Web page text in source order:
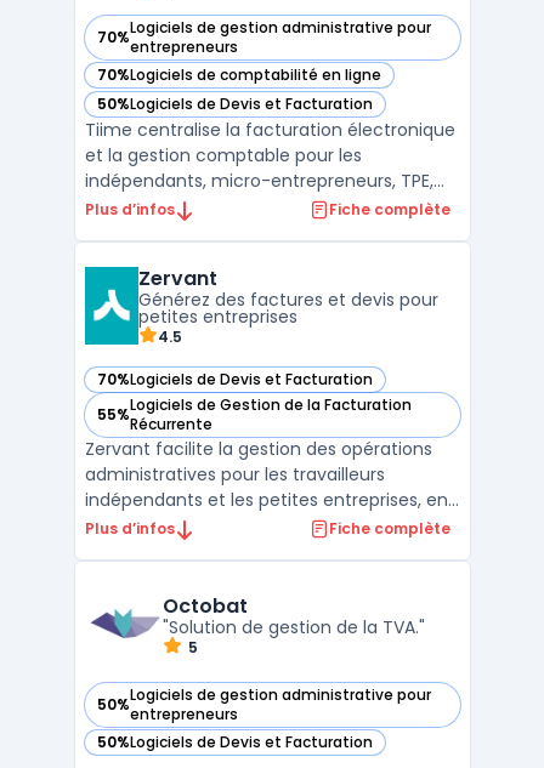
70%Logiciels de gestion administrative pour
entrepreneurs
— voir Tiime AE dans cette catégorie
70%Logiciels de comptabilité en ligne
— voir Tiime AE dans cette catégorie
50%Logiciels de Devis et Facturation
— voir Tiime AE dans cette catégorie
Tiime centralise la facturation électronique
et la gestion comptable pour les
indépendants, micro-entrepreneurs, TPE,
professions libérales et experts-
entourant la facture numérique modifie
l'organisation des cabinets ...
Plus d’infos Fiche complète
Zervant
Générez des factures et devis pour
petites entreprises
4.5
70%Logiciels de Devis et Facturation
— voir Zervant dans cette catégorie
55%Logiciels de Gestion de la Facturation
Récurrente
— voir Zervant dans cette catégorie
Zervant facilite la gestion des opérations
administratives pour les travailleurs
indépendants et les petites entreprises, en
couvrant l’édition de documents
comptables. L’outil prend en charge des
tâches telles que la gestion d ...
Plus d’infos Fiche complète
Octobat
"Solution de gestion de la TVA."
5
50%Logiciels de gestion administrative pour
entrepreneurs
— voir Octobat dans cette catégorie
50%Logiciels de Devis et Facturation
— voir Octobat dans cette catégorie